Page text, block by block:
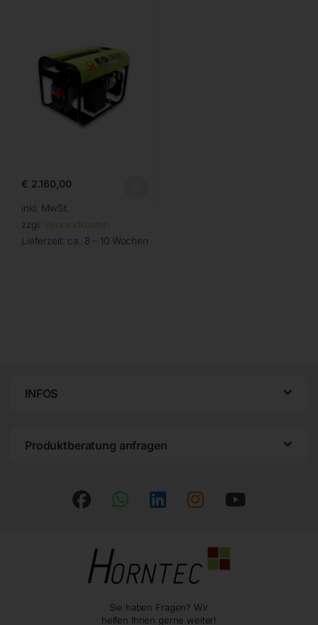
€ 2.160,00
inkl. MwSt.
zzgl. Versandkosten
Lieferzeit: ca. 8 – 10 Wochen
INFOS
Produktberatung anfragen
Sie haben Fragen? Wir
helfen Ihnen gerne weiter!